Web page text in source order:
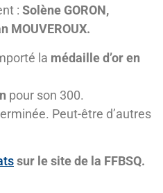
: Solène GORON,
MOUVEROUX.
la médaille d’or en
pour son 300.
Peut-être d’autres
sur le site de la FFBSQ.